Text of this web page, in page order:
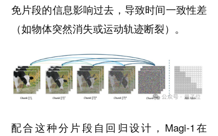
免片段的信息影响过去，导致时间一致性差
（如物体突然消失或运动轨迹断裂）。
配合这种分片段自回归设计，Magi-1在